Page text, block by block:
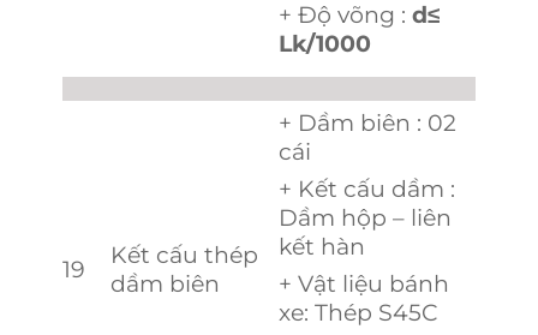
+ Độ võng : d≤
Lk/1000
19
Kết cấu thép
dầm biên
+ Dầm biên : 02
cái
+ Kết cấu dầm :
Dầm hộp – liên
kết hàn
+ Vật liệu bánh
xe: Thép S45C